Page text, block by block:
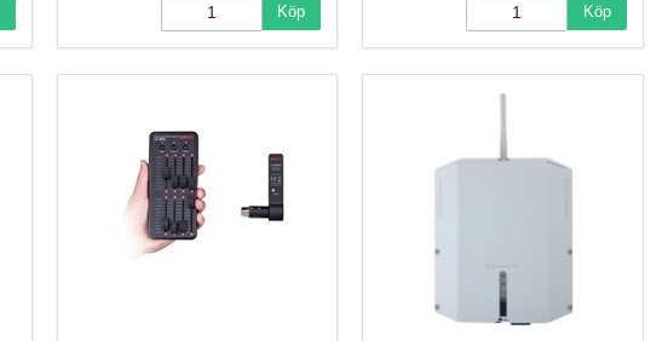
Köp Köp